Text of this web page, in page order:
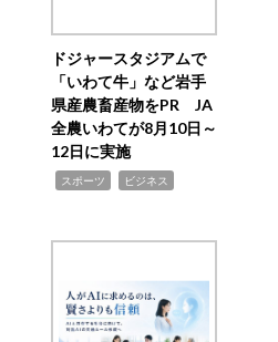
ドジャースタジアムで
「いわて牛」など岩手
県産農畜産物をPR JA
全農いわてが8月10日～
12日に実施
スポーツ ビジネス